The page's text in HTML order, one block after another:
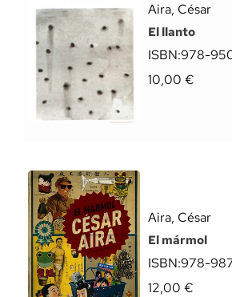
Aira, César
El llanto
ISBN:978-
10,00 €
Aira, César
El mármol
ISBN:978-
12,00 €